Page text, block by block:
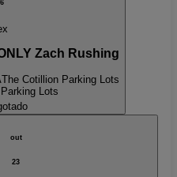
Zach Rushing
The Cotillion Parking Lots
Lots
out
23